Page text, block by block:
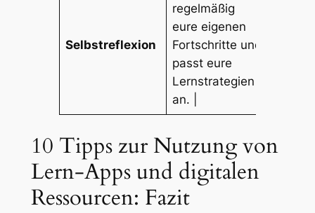
Selbstreflexion
regelmäßig
eure eigenen
Fortschritte und
passt eure
Lernstrategien
an. |
10 Tipps zur Nutzung von
Lern-Apps und digitalen
Ressourcen: Fazit